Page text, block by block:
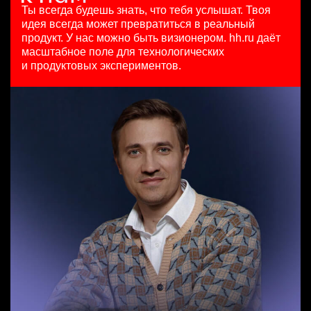
7 авг. 2026
150000 ₽
Ярославль
HeadHunter::Коммерческий департамент
125000 - 175000 ₽
Ярославль
Специалист телемаркетинга
HeadHunter::Телефонные продажи
29 июл. 2026
450000 ₽
Москва
Ты всегда будешь знать, что тебя услышат. Твоя
идея всегда может превратиться в реальный
продукт. У нас можно быть визионером. hh.ru даёт
масштабное поле для технологических
и продуктовых экспериментов.